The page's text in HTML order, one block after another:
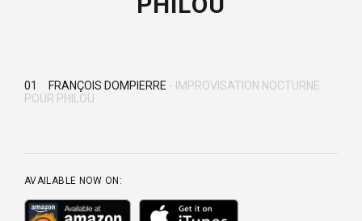
01 FRANÇOIS DOMPIERRE
IMPROVISATION NOCTURNE
POUR PHILOU
AVAILABLE NOW ON: